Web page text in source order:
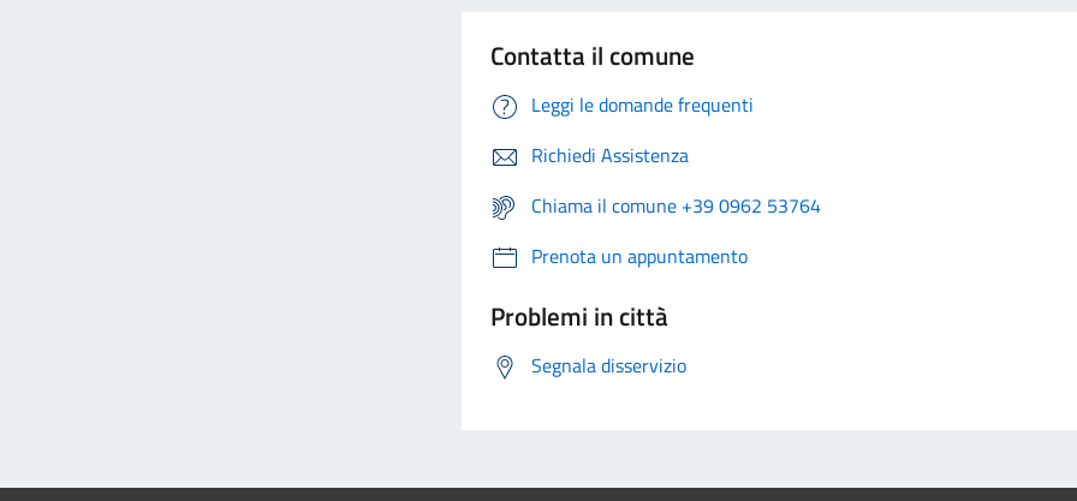
Contatta il comune
Leggi le domande frequenti
Richiedi Assistenza
Chiama il comune +39 0962 53764
Prenota un appuntamento
Problemi in città
Segnala disservizio